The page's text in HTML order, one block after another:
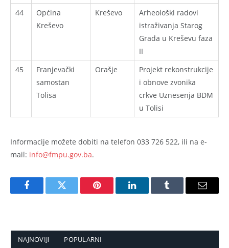
44
Općina
Kreševo
Kreševo
Arheološki radovi
istraživanja Starog
Grada u Kreševu faza
II
45
Franjevački
samostan
Tolisa
Orašje
Projekt rekonstrukcije
i obnove zvonika
crkve Uznesenja BDM
u Tolisi
Informacije možete dobiti na telefon 033 726 522, ili na e-
mail: info@fmpu.gov.ba.
FacebookTwitter Pinterest LinkedInTumblr Email
NAJNOVIJI POPULARNI